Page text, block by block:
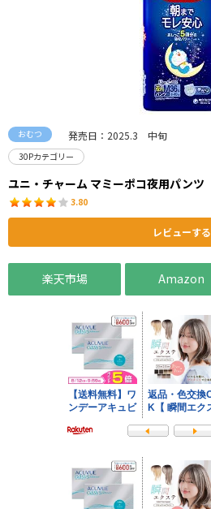
おむつ 発売日：2025.3 中旬
30Pカテゴリー
ユニ・チャーム マミーポコ夜用パンツ
3.80
レビューする
楽天市場 Amazon